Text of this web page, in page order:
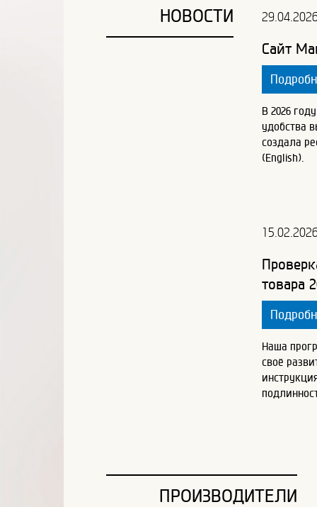
НОВОСТИ
Сайт
В 2026
удобства
создала
(English).
товара
Наша
своё
ПРОИЗВОДИТЕЛИ